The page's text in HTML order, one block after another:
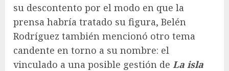
su descontento por el modo en que la
prensa habría tratado su figura, Belén
Rodríguez también mencionó otro tema
candente en torno a su nombre: el
vinculado a una posible gestión de La isla